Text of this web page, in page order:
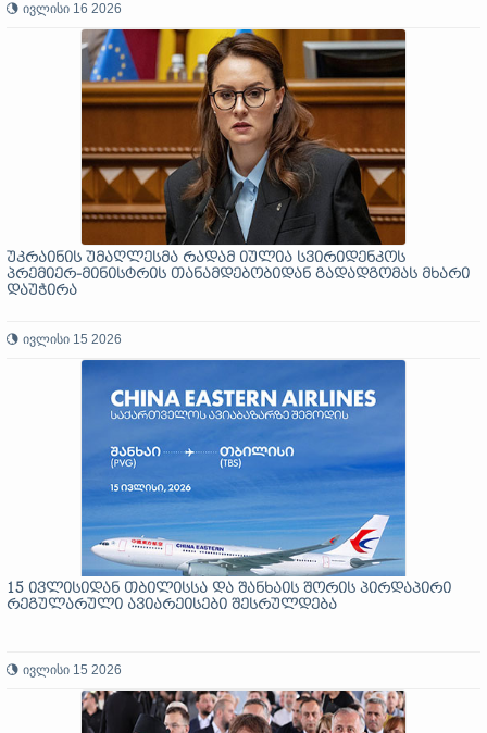
ივლისი 16 2026
უკრაინის უმაღლესმა რადამ იულია სვირიდენკოს
პრემიერ-მინისტრის თანამდებობიდან გადადგომას მხარი
დაუჭირა
ივლისი 15 2026
15 ივლისიდან თბილისსა და შანხაის შორის პირდაპირი
რეგულარული ავიარეისები შესრულდება
ივლისი 15 2026